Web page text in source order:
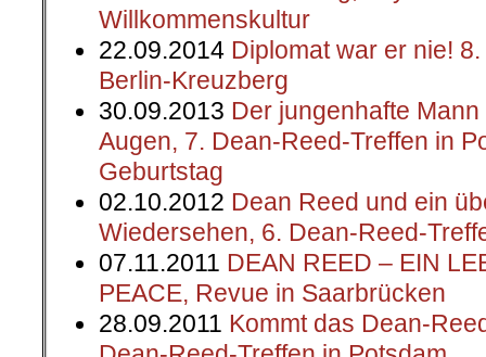
Willkommenskultur
22.09.2014 Diplomat war er nie!
Berlin-Kreuzberg
30.09.2013 Der jungenhafte
Augen, 7. Dean-Reed-Treffen in
Geburtstag
02.10.2012 Dean Reed und ein
Wiedersehen, 6. Dean-Reed-
07.11.2011 DEAN REED – EIN
PEACE, Revue in Saarbrücken
28.09.2011 Kommt das Dean-